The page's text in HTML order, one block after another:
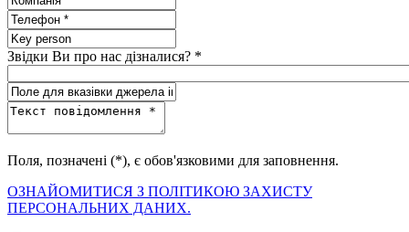
Звідки Ви про нас дізналися? *
Поля, позначені (*), є обов'язковими для заповнення.
ОЗНАЙОМИТИСЯ З ПОЛІТИКОЮ ЗАХИСТУ
ПЕРСОНАЛЬНИХ ДАНИХ.